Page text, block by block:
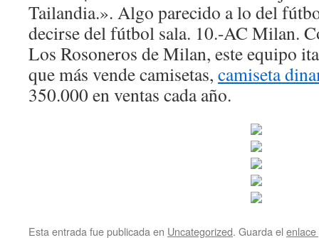
Tailandia.». Algo parecido a lo del
decirse del fútbol sala. 10.-AC Milan.
Los Rosoneros de Milan, este equipo
que más vende camisetas, camiseta
350.000 en ventas cada año.
Esta entrada fue publicada en Uncategorized. Guarda el